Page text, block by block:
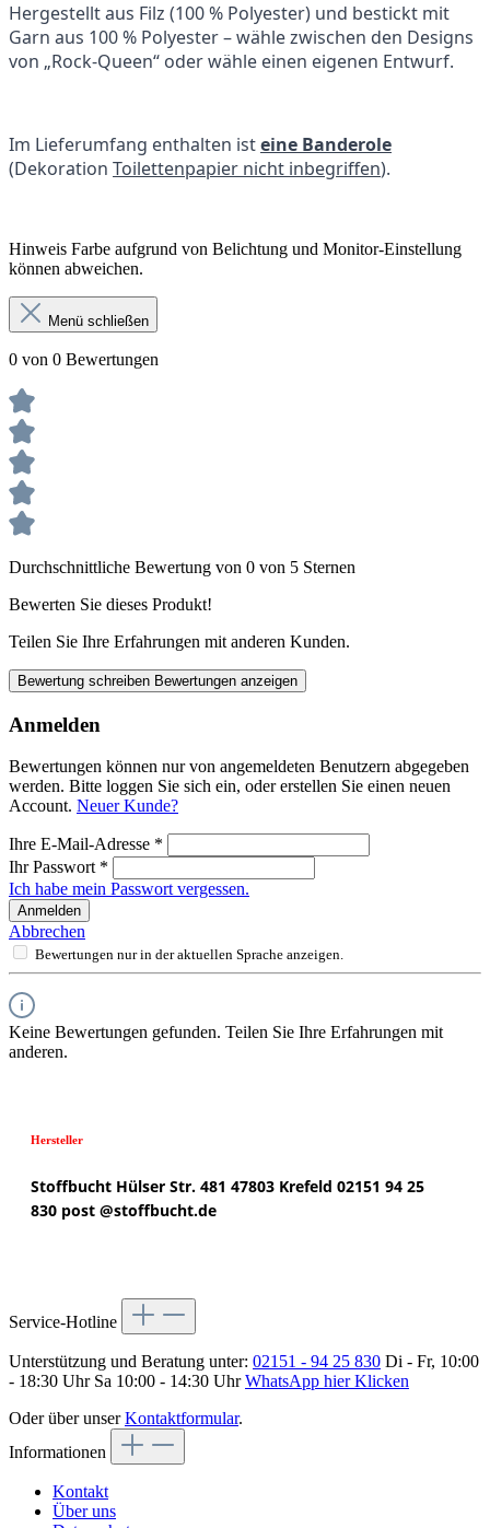
Hergestellt aus Filz (100 % Polyester) und bestickt mit
Garn aus 100 % Polyester – wähle zwischen den Designs
von „Rock-Queen“ oder wähle einen eigenen Entwurf.
Im Lieferumfang enthalten isteine Banderole
(Dekoration Toilettenpapier nicht inbegriffen).
Hinweis Farbe aufgrund von Belichtung und Monitor-Einstellung
können abweichen.
Menü schließen
0 von 0 Bewertungen
Durchschnittliche Bewertung von 0 von 5 Sternen
Bewerten Sie dieses Produkt!
Teilen Sie Ihre Erfahrungen mit anderen Kunden.
Bewertung schreiben Bewertungen anzeigen
Anmelden
Bewertungen können nur von angemeldeten Benutzern abgegeben
werden. Bitte loggen Sie sich ein, oder erstellen Sie einen neuen
Account. Neuer Kunde?
Ihre E-Mail-Adresse *
Ihr Passwort *
Ich habe mein Passwort vergessen.
Anmelden
Abbrechen
Bewertungen nur in der aktuellen Sprache anzeigen.
Keine Bewertungen gefunden. Teilen Sie Ihre Erfahrungen mit
anderen.
Hersteller
Stoffbucht Hülser Str. 481 47803 Krefeld 02151 94 25
830 post @stoffbucht.de
Service-Hotline
Unterstützung und Beratung unter: 02151 - 94 25 830 Di - Fr, 10:00
- 18:30 Uhr Sa 10:00 - 14:30 UhrWhatsApp hier Klicken
Oder über unserKontaktformular.
Informationen
Kontakt
Über uns